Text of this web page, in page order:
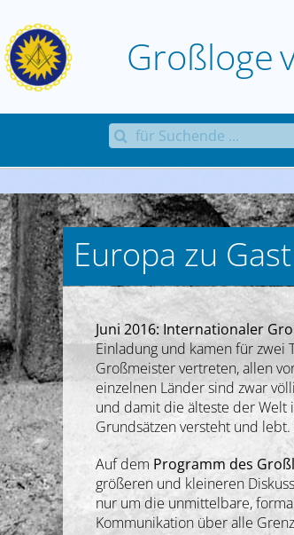
Inhalt
springen
Großloge
Suche
nach:
Europa zu
Juni 2016: Internationaler
Einladung und kamen für zwei
Großmeister vertreten, allen
einzelnen Länder sind zwar
und damit die älteste der Welt
Grundsätzen versteht und
Auf dem Programm des
größeren und kleineren
nur um die unmittelbare,
Kommunikation über alle